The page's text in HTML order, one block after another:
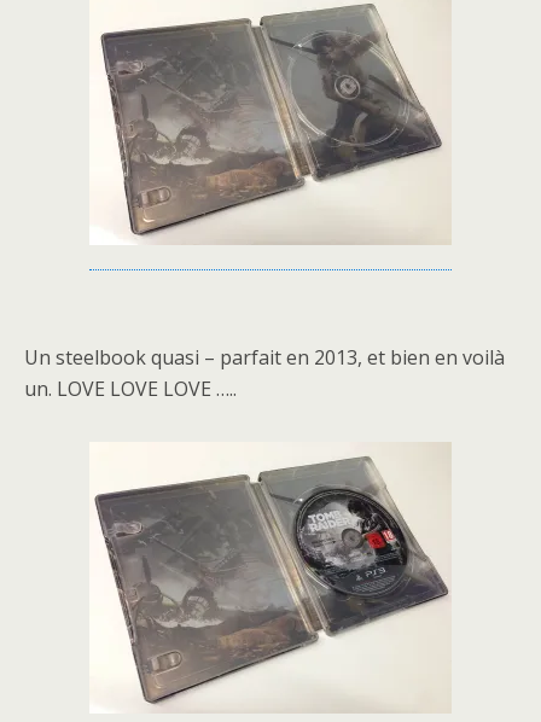
Un steelbook quasi – parfait en 2013, et bien en voilà
un. LOVE LOVE LOVE …..